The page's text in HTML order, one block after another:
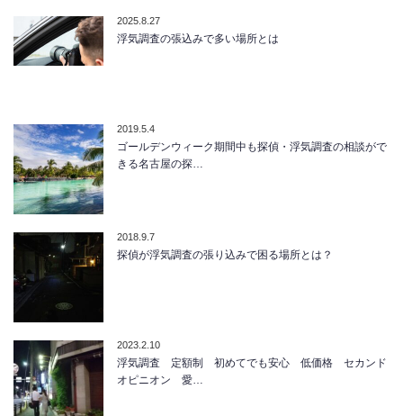
2025.8.27
浮気調査の張込みで多い場所とは
2019.5.4
ゴールデンウィーク期間中も探偵・浮気調査の相談がで
きる名古屋の探…
2018.9.7
探偵が浮気調査の張り込みで困る場所とは？
2023.2.10
浮気調査 定額制 初めてでも安心 低価格 セカンド
オピニオン 愛…